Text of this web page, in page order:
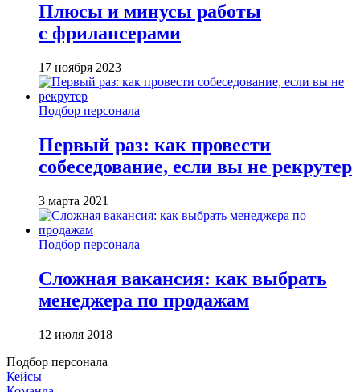
Плюсы и минусы работы
с фрилансерами
17 ноября 2023
Подбор персонала
Первый раз: как провести
собеседование, если вы не рекрутер
3 марта 2021
Подбор персонала
Сложная вакансия: как выбрать
менеджера по продажам
12 июля 2018
Подбор персонала
Кейсы